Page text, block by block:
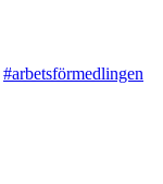
#arbetsförmedlingen